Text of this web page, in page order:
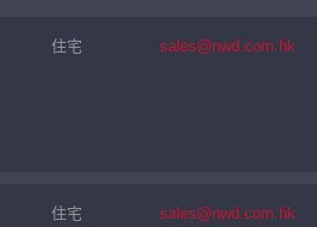
住宅 sales@nwd.com.hk
住宅 sales@nwd.com.hk